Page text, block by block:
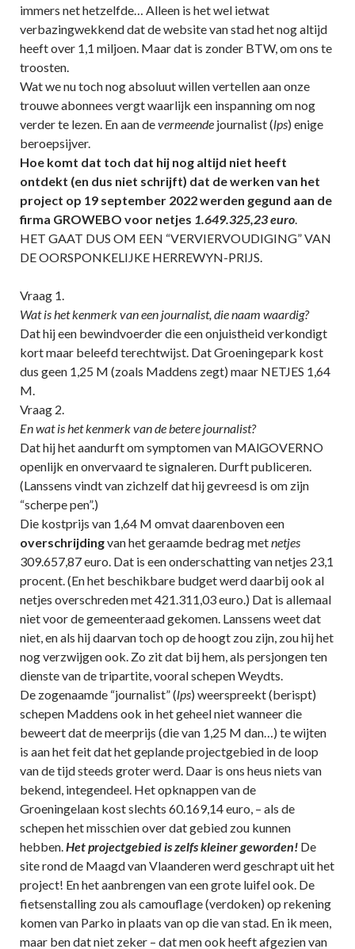
immers net hetzelfde… Alleen is het wel ietwat
verbazingwekkend dat de website van stad het nog altijd
heeft over 1,1 miljoen. Maar dat is zonder BTW, om ons te
troosten.
Wat we nu toch nog absoluut willen vertellen aan onze
trouwe abonnees vergt waarlijk een inspanning om nog
verder te lezen. En aan devermeende journalist (lps) enige
beroepsijver.
Hoe komt dat toch dat hij nog altijd niet heeft
ontdekt (en dus niet schrijft) dat de werken van het
project op 19 september 2022 werden gegund aan de
firma GROWEBO voor netjes 1.649.325,23 euro.
HET GAAT DUS OM EEN “VERVIERVOUDIGING” VAN
DE OORSPONKELIJKE HERREWYN-PRIJS.
Vraag 1.
Wat is het kenmerk van een journalist, die naam waardig?
Dat hij een bewindvoerder die een onjuistheid verkondigt
kort maar beleefd terechtwijst. Dat Groeningepark kost
dus geen 1,25 M (zoals Maddens zegt) maar NETJES 1,64
M.
Vraag 2.
En wat is het kenmerk van de betere journalist?
Dat hij het aandurft om symptomen van MAlGOVERNO
openlijk en onvervaard te signaleren. Durft publiceren.
(Lanssens vindt van zichzelf dat hij gevreesd is om zijn
“scherpe pen”.)
Die kostprijs van 1,64 M omvat daarenboven een
overschrijdingvan het geraamde bedrag metnetjes
309.657,87 euro. Dat is een onderschatting van netjes 23,1
procent. (En het beschikbare budget werd daarbij ook al
netjes overschreden met 421.311,03 euro.) Dat is allemaal
niet voor de gemeenteraad gekomen. Lanssens weet dat
niet, en als hij daarvan toch op de hoogt zou zijn, zou hij het
nog verzwijgen ook. Zo zit dat bij hem, als persjongen ten
dienste van de tripartite, vooral schepen Weydts.
De zogenaamde “journalist” (lps) weerspreekt (berispt)
schepen Maddens ook in het geheel niet wanneer die
beweert dat de meerprijs (die van 1,25 M dan…) te wijten
is aan het feit dat het geplande projectgebied in de loop
van de tijd steeds groter werd. Daar is ons heus niets van
bekend, integendeel. Het opknappen van de
Groeningelaan kost slechts 60.169,14 euro, – als de
schepen het misschien over dat gebied zou kunnen
hebben.Het projectgebied is zelfs kleiner geworden! De
site rond de Maagd van Vlaanderen werd geschrapt uit het
project! En het aanbrengen van een grote luifel ook. De
fietsenstalling zou als camouflage (verdoken) op rekening
komen van Parko in plaats van op die van stad. En ik meen,
maar ben dat niet zeker – dat men ook heeft afgezien van